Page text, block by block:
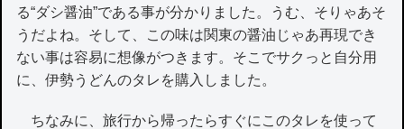
る“ダシ醤油”である事が分かりました。うむ、そりゃあそ
うだよね。そして、この味は関東の醤油じゃあ再現でき
ない事は容易に想像がつきます。そこでサクっと自分用
に、伊勢うどんのタレを購入しました。
ちなみに、旅行から帰ったらすぐにこのタレを使って